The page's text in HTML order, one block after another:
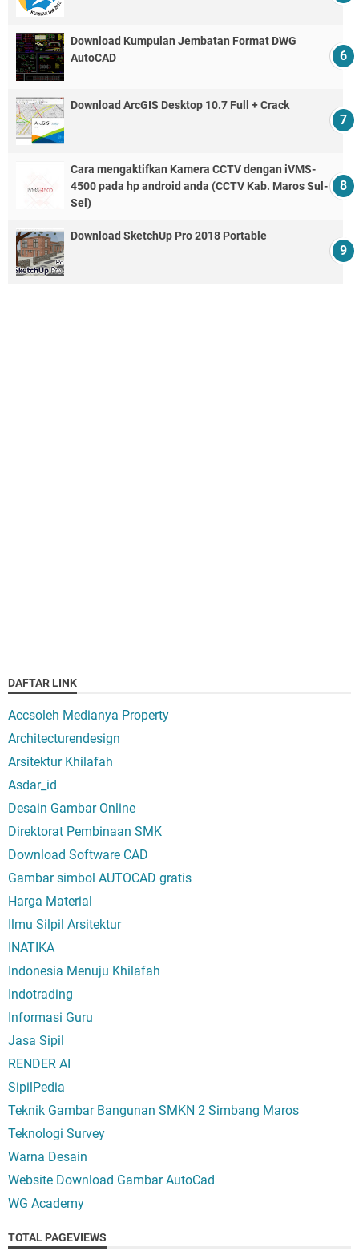
Download Kumpulan Jembatan Format DWG
AutoCAD
Download ArcGIS Desktop 10.7 Full + Crack
Cara mengaktifkan Kamera CCTV dengan iVMS-
4500 pada hp android anda (CCTV Kab. Maros Sul-
Sel)
Download SketchUp Pro 2018 Portable
DAFTAR LINK
Accsoleh Medianya Property
Architecturendesign
Arsitektur Khilafah
Asdar_id
Desain Gambar Online
Direktorat Pembinaan SMK
Download Software CAD
Gambar simbol AUTOCAD gratis
Harga Material
Ilmu Silpil Arsitektur
INATIKA
Indonesia Menuju Khilafah
Indotrading
Informasi Guru
Jasa Sipil
RENDER AI
SipilPedia
Teknik Gambar Bangunan SMKN 2 Simbang Maros
Teknologi Survey
Warna Desain
Website Download Gambar AutoCad
WG Academy
TOTAL PAGEVIEWS